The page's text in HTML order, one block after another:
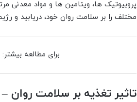
پروبیوتیک ها، ویتامین ها و مواد معدنی
مختلف را بر سلامت روان خود، دریابید و
برای مطالعه بیشتر:
تاثیر تغذیه بر سلامت